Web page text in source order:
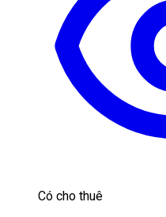
Có cho thuê